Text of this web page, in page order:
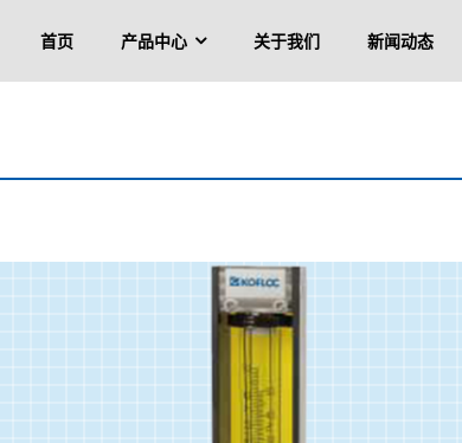
首页 产品中心 关于我们 新闻动态